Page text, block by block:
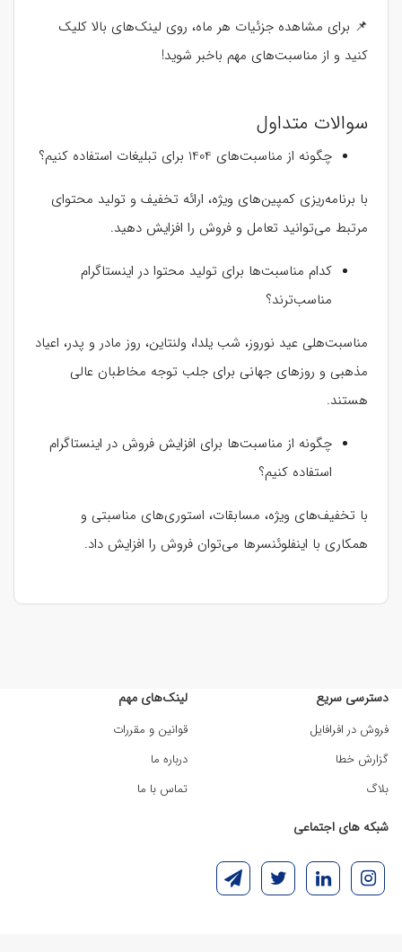
📌 برای مشاهده جزئیات هر ماه، روی لینک‌های بالا کلیک
کنید و از مناسبت‌های مهم باخبر شوید!
سوالات متداول
چگونه از مناسبت‌های 1404 برای تبلیغات استفاده کنیم؟
با برنامه‌ریزی کمپین‌های ویژه، ارائه تخفیف و تولید محتوای
مرتبط می‌توانید تعامل و فروش را افزایش دهید.
کدام مناسبت‌ها برای تولید محتوا در اینستاگرام
مناسب‌ترند؟
مناسبت‌هلی عید نوروز، شب یلدا، ولنتاین، روز مادر و پدر، اعیاد
مذهبی و روزهای جهانی برای جلب توجه مخاطبان عالی
هستند.
چگونه از مناسبت‌ها برای افزایش فروش در اینستاگرام
استفاده کنیم؟
با تخفیف‌های ویژه، مسابقات، استوری‌های مناسبتی و
همکاری با اینفلوئنسرها می‌توان فروش را افزایش داد.
دسترسی سریع
فروش در افرافایل
گزارش خطا
بلاگ
لینک‌های مهم
قوانین و مقررات
درباره ما
تماس با ما
شبکه های اجتماعی